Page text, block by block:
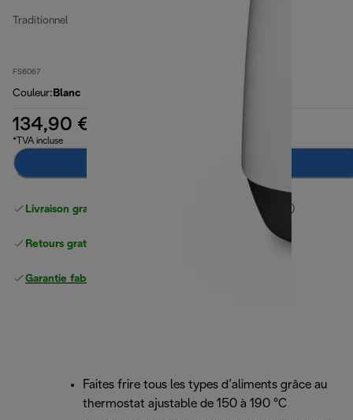
Traditionnel
FS6067
Couleur: Blanc
134,90 €
*TVA incluse
Livraison gratuite standard standard à partir de 49 €
Retours gratuits
Garantie fabricant complète
Faites frire tous les types d’aliments grâce au
thermostat ajustable de 150 à 190 °C